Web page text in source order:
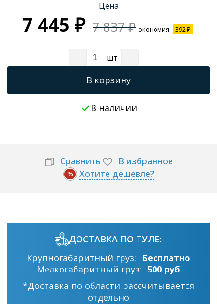
Цена
7 445 ₽ 7 837 ₽ экономия 392 ₽
шт
В корзину
В наличии
Сравнить В избранное
% Хотите дешевле?
ДОСТАВКА ПО ТУЛЕ:
Крупногабаритный груз:
Бесплатно
Мелкогабаритный груз: 500 руб
*Доставка по области рассчитывается
отдельно